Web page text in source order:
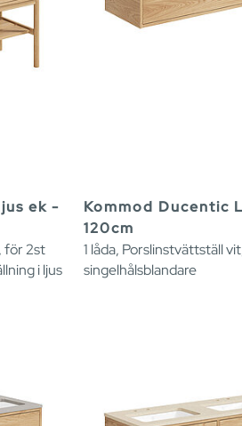
ek -
för 2st
i ljus
Kommod Ducentic
120cm
1 låda, Porslinstvättställ
singelhålsblandare